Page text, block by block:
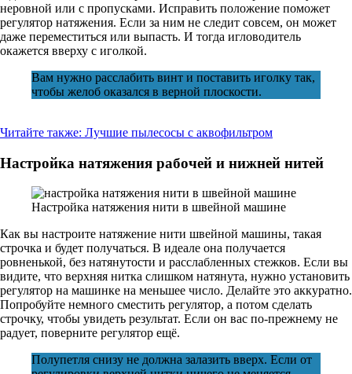
неровной или с пропусками. Исправить положение поможет
регулятор натяжения. Если за ним не следит совсем, он может
даже переместиться или выпасть. И тогда игловодитель
окажется вверху с иголкой.
Вам нужно расслабить винт и поставить иголку так,
чтобы желоб оказался в верной плоскости.
Читайте также: Лучшие пылесосы с аквофильтром
Настройка натяжения рабочей и нижней нитей
Настройка натяжения нити в швейной машине
Как вы настроите натяжение нити швейной машины, такая
строчка и будет получаться. В идеале она получается
ровненькой, без натянутости и расслабленных стежков. Если вы
видите, что верхняя нитка слишком натянута, нужно установить
регулятор на машинке на меньшее число. Делайте это аккуратно.
Попробуйте немного сместить регулятор, а потом сделать
строчку, чтобы увидеть результат. Если он вас по-прежнему не
радует, поверните регулятор ещё.
Полупетля снизу не должна залазить вверх. Если от